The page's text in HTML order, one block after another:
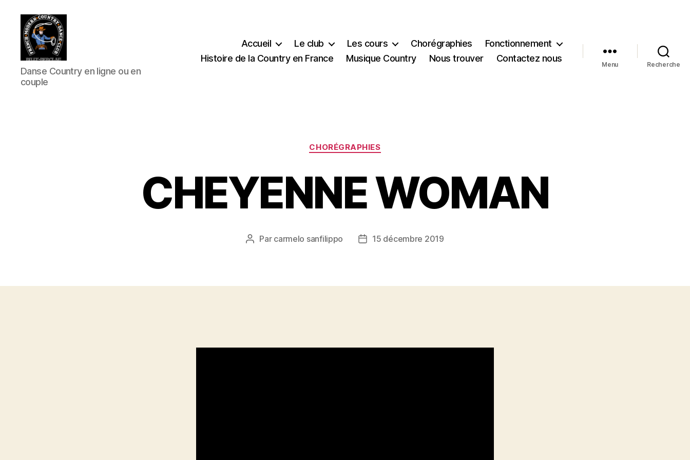
Club
Country
FMCDC
Danse Country en ligne ou en
couple
Accueil Le club Les cours Chorégraphies
Fonctionnement
Histoire de la Country en France
Musique Country Nous trouver Contactez nous
Menu Recherche
Catégories
CHORÉGRAPHIES
CHEYENNE WOMAN
Auteur
Par carmelo sanfilippo
Date15 décembre 2019